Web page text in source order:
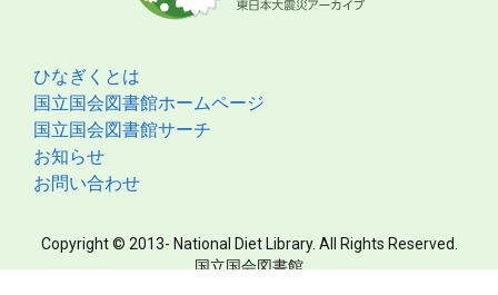
ひなぎくとは
国立国会図書館ホームページ
国立国会図書館サーチ
お知らせ
お問い合わせ
Copyright © 2013- National Diet Library. All Rights Reserved.